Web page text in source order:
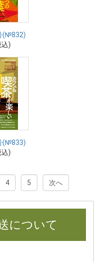
(№832)
)
(№833)
)
4 5 次へ
について